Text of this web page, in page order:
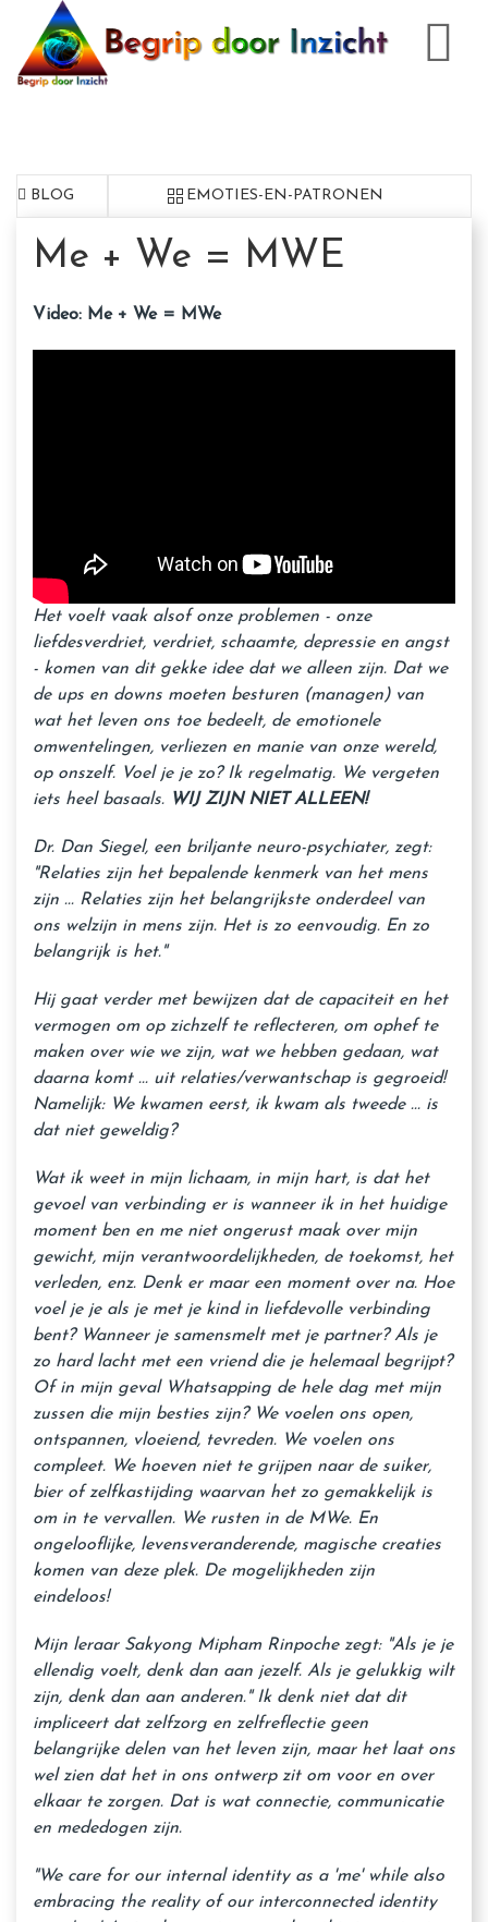
BLOG EMOTIES-EN-PATRONEN
Me + We = MWE
Video: Me + We = MWe
Het voelt vaak alsof onze problemen - onze
liefdesverdriet, verdriet, schaamte, depressie en angst
- komen van dit gekke idee dat we alleen zijn. Dat we
de ups en downs moeten besturen (managen) van
wat het leven ons toe bedeelt, de emotionele
omwentelingen, verliezen en manie van onze wereld,
op onszelf. Voel je je zo? Ik regelmatig. We vergeten
iets heel basaals. WIJ ZIJN NIET ALLEEN!
Dr. Dan Siegel, een briljante neuro-psychiater, zegt:
"Relaties zijn het bepalende kenmerk van het mens
zijn ... Relaties zijn het belangrijkste onderdeel van
ons welzijn in mens zijn. Het is zo eenvoudig. En zo
belangrijk is het."
Hij gaat verder met bewijzen dat de capaciteit en het
vermogen om op zichzelf te reflecteren, om ophef te
maken over wie we zijn, wat we hebben gedaan, wat
daarna komt ... uit relaties/verwantschap is gegroeid!
Namelijk: We kwamen eerst, ik kwam als tweede ... is
dat niet geweldig?
Wat ik weet in mijn lichaam, in mijn hart, is dat het
gevoel van verbinding er is wanneer ik in het huidige
moment ben en me niet ongerust maak over mijn
gewicht, mijn verantwoordelijkheden, de toekomst, het
verleden, enz. Denk er maar een moment over na. Hoe
voel je je als je met je kind in liefdevolle verbinding
bent? Wanneer je samensmelt met je partner? Als je
zo hard lacht met een vriend die je helemaal begrijpt?
Of in mijn geval Whatsapping de hele dag met mijn
zussen die mijn besties zijn? We voelen ons open,
ontspannen, vloeiend, tevreden. We voelen ons
compleet. We hoeven niet te grijpen naar de suiker,
bier of zelfkastijding waarvan het zo gemakkelijk is
om in te vervallen. We rusten in de MWe. En
ongelooflijke, levensveranderende, magische creaties
komen van deze plek. De mogelijkheden zijn
eindeloos!
Mijn leraar Sakyong Mipham Rinpoche zegt: "Als je je
ellendig voelt, denk dan aan jezelf. Als je gelukkig wilt
zijn, denk dan aan anderen." Ik denk niet dat dit
impliceert dat zelfzorg en zelfreflectie geen
belangrijke delen van het leven zijn, maar het laat ons
wel zien dat het in ons ontwerp zit om voor en over
elkaar te zorgen. Dat is wat connectie, communicatie
en mededogen zijn.
"We care for our internal identity as a 'me' while also
embracing the reality of our interconnected identity